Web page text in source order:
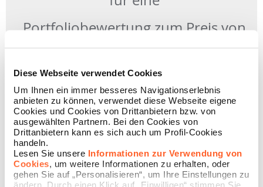
Diese Webseite verwendet Cookies
Um Ihnen ein immer besseres Navigationserlebnis
anbieten zu können, verwendet diese Webseite eigene
Cookies und Cookies von Drittanbietern bzw. von
ausgewählten Partnern. Bei den Cookies von
Drittanbietern kann es sich auch um Profil-Cookies
handeln.
Lesen Sie unsere Informationen zur Verwendung von
Cookies , um weitere Informationen zu erhalten, oder
gehen Sie auf „Personalisieren“, um Ihre Einstellungen zu
ändern. Durch einen Klick auf „Einwilligen“ stimmen Sie
Portfoliobewertung zum Preis von
LASSEN SIE IHRE